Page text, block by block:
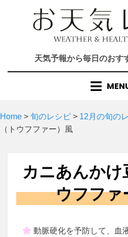
天気予報から毎日のおす
Home > 旬のレシピ > 12月の旬の
（トウフファー）風
カニあんかけ
ウフファ
動脈硬化を予防して、血